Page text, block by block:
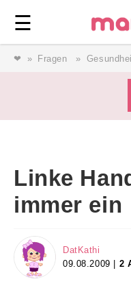
☰ ⎯ Wir
❤ Fragen
Linke
immer ein
DatKathi
09.08.2009 | 2
Forum
Service
AGB & Impressum